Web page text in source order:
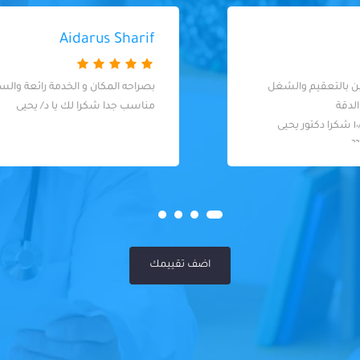
Aidarus Sharif
بصراحه المكان و الخدمة رائعة والسعر
مناسب جدا شكرا لك يا د/ يحيى
اضف تقييمك